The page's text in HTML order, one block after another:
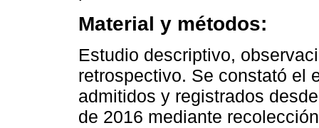
Material y métodos:
Estudio descriptivo,
retrospectivo. Se constató el
admitidos y registrados
de 2016 mediante